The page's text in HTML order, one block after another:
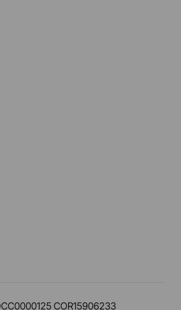
COR15906233